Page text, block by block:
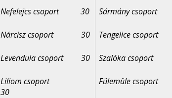
Nefelejcs csoport 30
Nárcisz csoport 30
Levendula csoport 30
Liliom csoport
30
Sármány
Tengelice
Szalóka
Fülemüle